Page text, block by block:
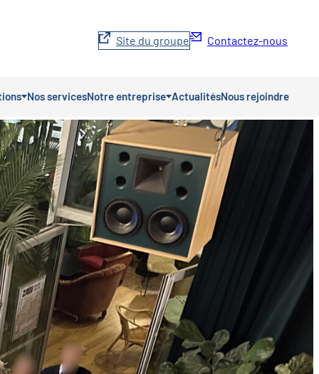
Site du groupe Contactez-nous
Nos servicesNotre entreprise ActualitésNous rejoindre